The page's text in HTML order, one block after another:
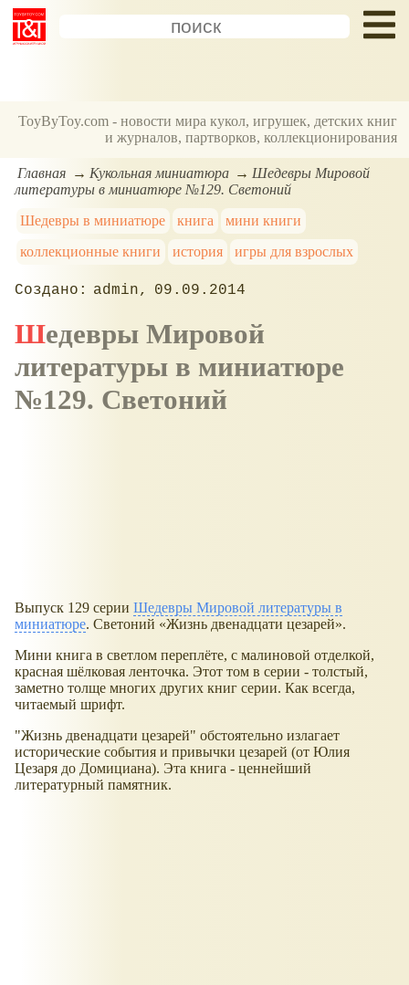
ToyByToy.com - новости мира кукол, игрушек, детских книг
и журналов, партворков, коллекционирования
Главная Кукольная миниатюра
Шедевры Мировой
литературы в миниатюре №129. Светоний
Шедевры в миниатюре
книга
мини книги
коллекционные книги
история игры для взрослых
admin 09.09.2014
Шедевры Мировой
литературы в миниатюре
№129. Светоний
Выпуск 129 серии Шедевры Мировой литературы в
миниатюре. Светоний Жизнь двенадцати цезарей .
Мини книга в светлом переплёте, с малиновой отделкой,
красная шёлковая ленточка. Этот том в серии - толстый,
заметно толще многих других книг серии. Как всегда,
читаемый шрифт.
"Жизнь двенадцати цезарей" обстоятельно излагает
исторические события и привычки цезарей (от Юлия
Цезаря до Домициана). Эта книга - ценнейший
литературный памятник.